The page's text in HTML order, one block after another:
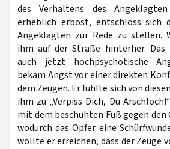
des Verhaltens des
erheblich erbost, entschloss sich
Angeklagten zur Rede zu stellen.
ihm auf der Straße hinterher. Das
auch jetzt hochpsychotische
bekam Angst vor einer direkten
dem Zeugen. Er fühlte sich von
ihm zu „Verpiss Dich, Du
mit dem beschuhten Fuß gegen den
wodurch das Opfer eine
wollte er erreichen, dass der Zeuge